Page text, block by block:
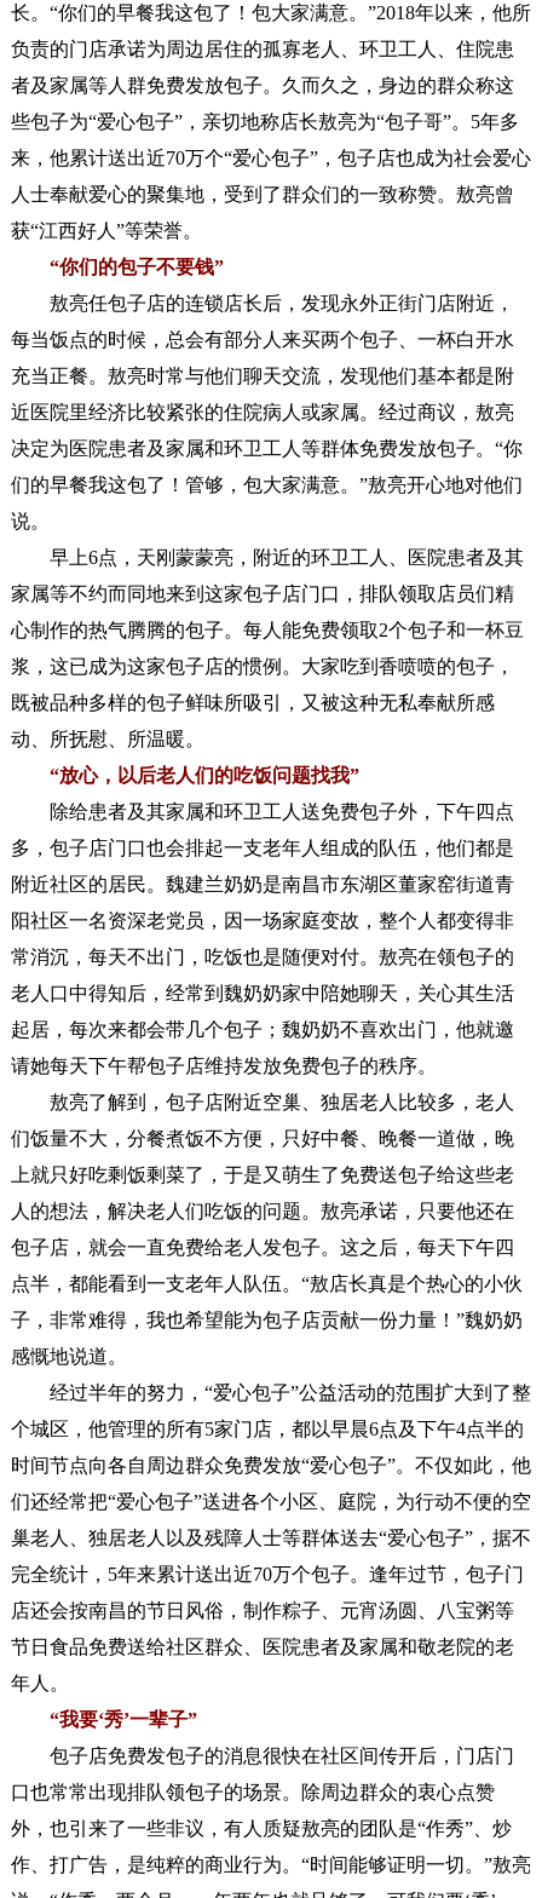
长。“你们的早餐我这包了！包大家满意。”2018年以来，他所
负责的门店承诺为周边居住的孤寡老人、环卫工人、住院患
者及家属等人群免费发放包子。久而久之，身边的群众称这
些包子为“爱心包子”，亲切地称店长敖亮为“包子哥”。5年多
来，他累计送出近70万个“爱心包子”，包子店也成为社会爱心
人士奉献爱心的聚集地，受到了群众们的一致称赞。敖亮曾
获“江西好人”等荣誉。
“你们的包子不要钱”
敖亮任包子店的连锁店长后，发现永外正街门店附近，
每当饭点的时候，总会有部分人来买两个包子、一杯白开水
充当正餐。敖亮时常与他们聊天交流，发现他们基本都是附
近医院里经济比较紧张的住院病人或家属。经过商议，敖亮
决定为医院患者及家属和环卫工人等群体免费发放包子。“你
们的早餐我这包了！管够，包大家满意。”敖亮开心地对他们
说。
早上6点，天刚蒙蒙亮，附近的环卫工人、医院患者及其
家属等不约而同地来到这家包子店门口，排队领取店员们精
心制作的热气腾腾的包子。每人能免费领取2个包子和一杯豆
浆，这已成为这家包子店的惯例。大家吃到香喷喷的包子，
既被品种多样的包子鲜味所吸引，又被这种无私奉献所感
动、所抚慰、所温暖。
“放心，以后老人们的吃饭问题找我”
除给患者及其家属和环卫工人送免费包子外，下午四点
多，包子店门口也会排起一支老年人组成的队伍，他们都是
附近社区的居民。魏建兰奶奶是南昌市东湖区董家窑街道青
阳社区一名资深老党员，因一场家庭变故，整个人都变得非
常消沉，每天不出门，吃饭也是随便对付。敖亮在领包子的
老人口中得知后，经常到魏奶奶家中陪她聊天，关心其生活
起居，每次来都会带几个包子；魏奶奶不喜欢出门，他就邀
请她每天下午帮包子店维持发放免费包子的秩序。
敖亮了解到，包子店附近空巢、独居老人比较多，老人
们饭量不大，分餐煮饭不方便，只好中餐、晚餐一道做，晚
上就只好吃剩饭剩菜了，于是又萌生了免费送包子给这些老
人的想法，解决老人们吃饭的问题。敖亮承诺，只要他还在
包子店，就会一直免费给老人发包子。这之后，每天下午四
点半，都能看到一支老年人队伍。“敖店长真是个热心的小伙
子，非常难得，我也希望能为包子店贡献一份力量！”魏奶奶
感慨地说道。
经过半年的努力，“爱心包子”公益活动的范围扩大到了整
个城区，他管理的所有5家门店，都以早晨6点及下午4点半的
时间节点向各自周边群众免费发放“爱心包子”。不仅如此，他
们还经常把“爱心包子”送进各个小区、庭院，为行动不便的空
巢老人、独居老人以及残障人士等群体送去“爱心包子”，据不
完全统计，5年来累计送出近70万个包子。逢年过节，包子门
店还会按南昌的节日风俗，制作粽子、元宵汤圆、八宝粥等
节日食品免费送给社区群众、医院患者及家属和敬老院的老
年人。
“我要‘秀’一辈子”
包子店免费发包子的消息很快在社区间传开后，门店门
口也常常出现排队领包子的场景。除周边群众的衷心点赞
外，也引来了一些非议，有人质疑敖亮的团队是“作秀”、炒
作、打广告，是纯粹的商业行为。“时间能够证明一切。”敖亮